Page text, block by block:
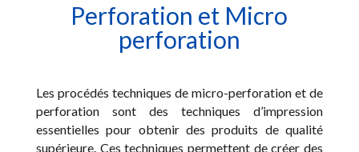
Perforation et Micro
perforation
Les procédés techniques de micro-perforation et de
perforation sont des techniques d’impression
essentielles pour obtenir des produits de qualité
supérieure. Ces techniques permettent de créer des